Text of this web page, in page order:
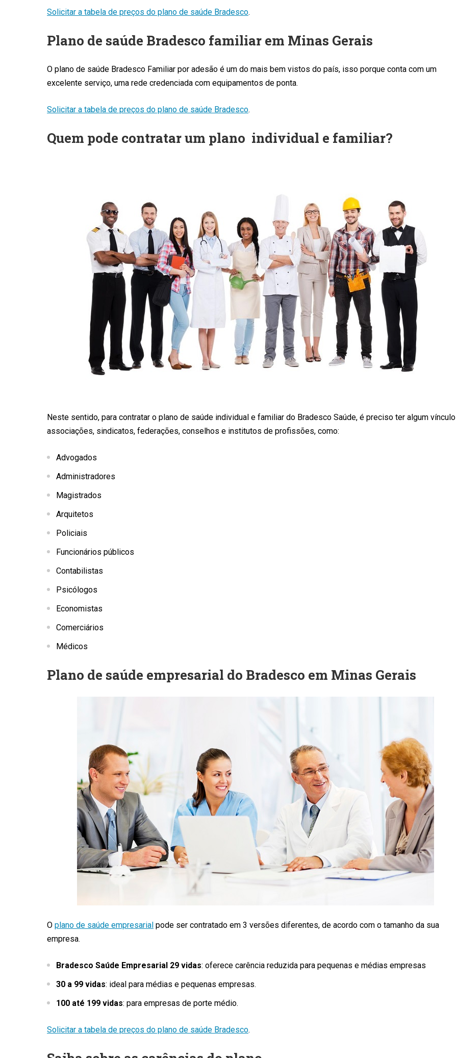
Solicitar a tabela de preços do plano de saúde Bradesco.
Plano de saúde Bradesco familiar em Minas Gerais
O plano de saúde Bradesco Familiar por adesão é um do mais bem vistos do país, isso porque conta com um
excelente serviço, uma rede credenciada com equipamentos de ponta.
Solicitar a tabela de preços do plano de saúde Bradesco.
Quem pode contratar um plano individual e familiar?
Neste sentido, para contratar o plano de saúde individual e familiar do Bradesco Saúde, é preciso ter algum vínculo
associações, sindicatos, federações, conselhos e institutos de profissões, como:
Advogados
Administradores
Magistrados
Arquitetos
Policiais
Funcionários públicos
Contabilistas
Psicólogos
Economistas
Comerciários
Médicos
Plano de saúde empresarial do Bradesco em Minas Gerais
O plano de saúde empresarial pode ser contratado em 3 versões diferentes, de acordo com o tamanho da sua
empresa.
Bradesco Saúde Empresarial 29 vidas: oferece carência reduzida para pequenas e médias empresas
30 a 99 vidas: ideal para médias e pequenas empresas.
100 até 199 vidas: para empresas de porte médio.
Solicitar a tabela de preços do plano de saúde Bradesco.